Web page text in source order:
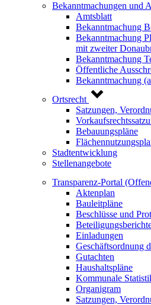
Bekanntmachungen und
Amtsblatt
Bekanntmachung
Bekanntmachung
mit zweiter
Bekanntmachung
Öffentliche
Bekanntmachung
Ortsrecht
Satzungen,
Bebauungspläne
Stadtentwicklung
Stellenangebote
Transparenz-Portal
Aktenplan
Bauleitpläne
Beschlüsse und
Einladungen
Geschäftsordnung
Gutachten
Haushaltspläne
Kommunale
Organigram
Satzungen,